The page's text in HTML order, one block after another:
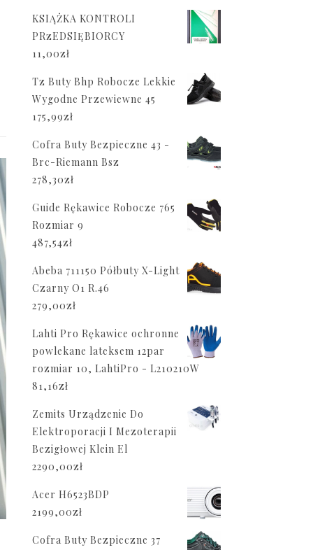
KSIĄŻKA KONTROLI
PRzEDSIĘBIORCY
11,00zł
Tz Buty Bhp Robocze Lekkie
Wygodne Przewiewne 45
175,99zł
Cofra Buty Bezpieczne 43 -
Brc-Riemann Bsz
278,30zł
Guide Rękawice Robocze 765
Rozmiar 9
487,54zł
Abeba 711150 Półbuty X-Light
Czarny O1 R.46
279,00zł
Lahti Pro Rękawice ochronne
powlekane lateksem 12par
rozmiar 10, LahtiPro - L210210W
81,16zł
Zemits Urządzenie Do
Elektroporacji I Mezoterapii
Bezigłowej Klein El
2290,00zł
Acer H6523BDP
2199,00zł
Cofra Buty Bezpieczne 37